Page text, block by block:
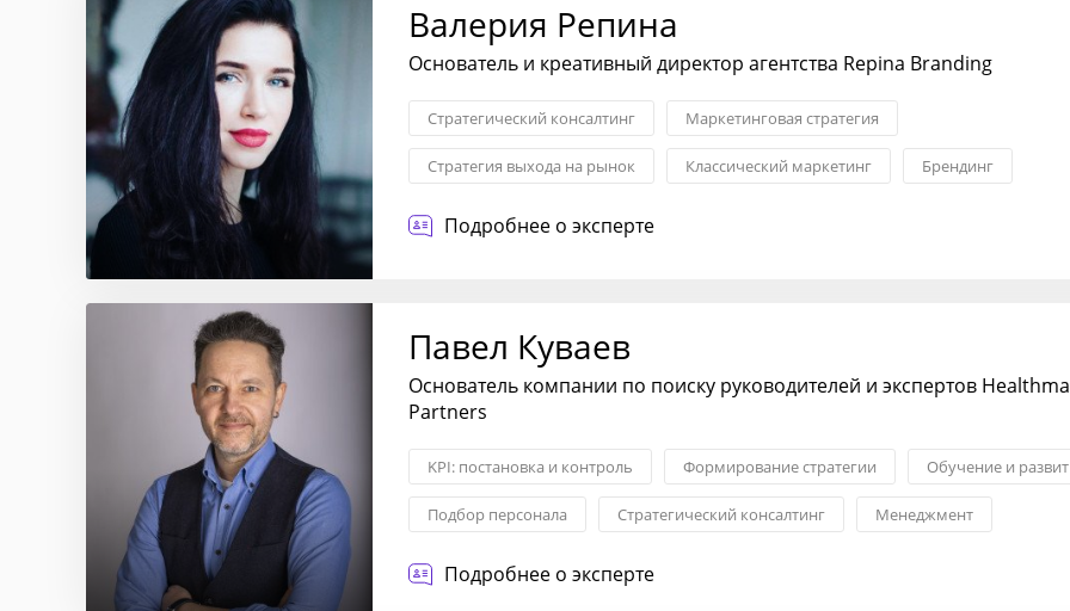
Валерия Репина
Основатель и креативный директор агентства Repina Branding
Стратегический консалтинг Маркетинговая стратегия
Стратегия выхода на рынок Классический маркетинг Брендинг
Исследование рынка и ЦА
Подробнее о эксперте
Павел Куваев
Основатель компании по поиску руководителей и экспертов
Partners
KPI: постановка и контроль Формирование стратегии Обучение и
Подбор персонала Стратегический консалтинг Менеджмент
Личностный рост и карьера
Подробнее о эксперте